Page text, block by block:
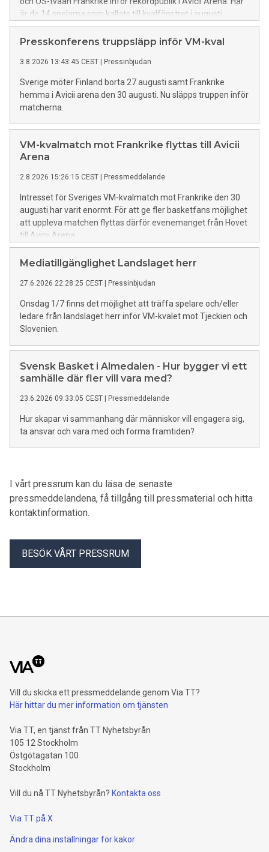
är de 14 spelarna som kallats till kvalfönstret i augusti.
Presskonferens truppsläpp inför VM-kval
3.8.2026 13:43:45 CEST Pressinbjudan
Sverige möter Finland borta 27 augusti samt Frankrike
hemma i Avicii arena den 30 augusti. Nu släpps truppen inför
matcherna.
VM-kvalmatch mot Frankrike flyttas till Avicii
Arena
2.8.2026 15:26:15 CEST Pressmeddelande
Intresset för Sveriges VM-kvalmatch mot Frankrike den 30
augusti har varit enormt. För att ge fler basketfans möjlighet
att uppleva matchen flyttas därför evenemanget från Hovet
till Avicii Arena.
Mediatillgänglighet Landslaget herr
27.6.2026 22:28:25 CEST Pressinbjudan
Onsdag 1/7 finns det möjlighet att träffa spelare och/eller
ledare från landslaget herr inför VM-kvalet mot Tjeckien och
Slovenien.
Svensk Basket i Almedalen - Hur bygger vi ett
samhälle där fler vill vara med?
23.6.2026 09:33:05 CEST Pressmeddelande
Hur skapar vi sammanhang där människor vill engagera sig,
ta ansvar och vara med och forma framtiden?
I vårt pressrum kan du läsa de senaste
pressmeddelandena, få tillgång till pressmaterial och hitta
kontaktinformation.
BESÖK VÅRT PRESSRUM
Vill du skicka ett pressmeddelande genom Via TT?
Här hittar du mer information om tjänsten
Via TT, en tjänst från TT Nyhetsbyrån
105 12 Stockholm
Östgötagatan 100
Stockholm
Vill du nå TT Nyhetsbyrån? Kontakta oss
Via TT på X
Ändra dina inställningar för kakor